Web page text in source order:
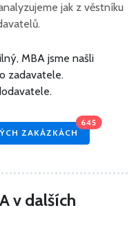
jak z věstníku
MBA jsme našli
zadavatele.
ZAKÁZKÁCH
645
v dalších